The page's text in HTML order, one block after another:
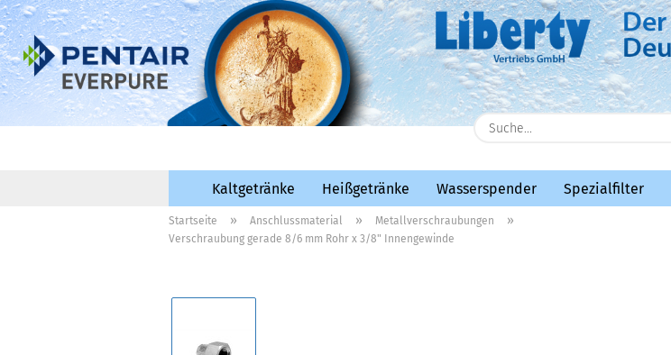
Kaltgetränke Heißgetränke Wasserspender Spezialfilter
Startseite » Anschlussmaterial » Metallverschraubungen »
Verschraubung gerade 8/6 mm Rohr x 3/8" Innengewinde